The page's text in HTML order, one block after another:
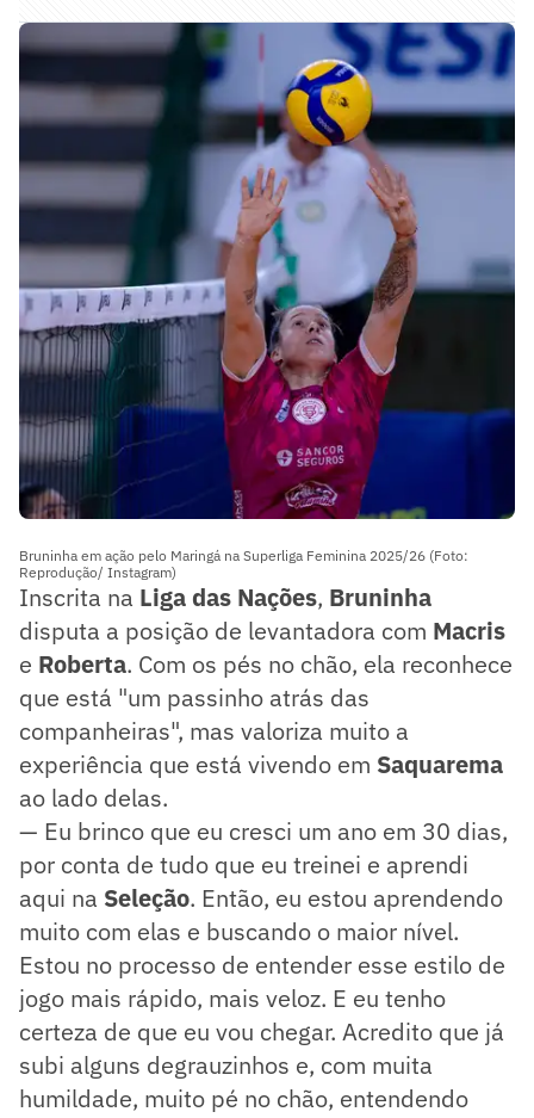
Bruninha em ação pelo Maringá na Superliga Feminina 2025/26 (Foto:
Reprodução/ Instagram)
Inscrita na Liga das Nações, Bruninha
disputa a posição de levantadora com Macris
e Roberta. Com os pés no chão, ela reconhece
que está "um passinho atrás das
companheiras", mas valoriza muito a
experiência que está vivendo em Saquarema
ao lado delas.
— Eu brinco que eu cresci um ano em 30 dias,
por conta de tudo que eu treinei e aprendi
aqui na Seleção. Então, eu estou aprendendo
muito com elas e buscando o maior nível.
Estou no processo de entender esse estilo de
jogo mais rápido, mais veloz. E eu tenho
certeza de que eu vou chegar. Acredito que já
subi alguns degrauzinhos e, com muita
humildade, muito pé no chão, entendendo